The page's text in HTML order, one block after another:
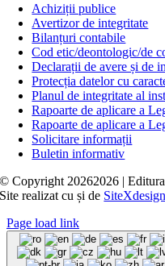
Achiziții publice
Avertizor de integritate
Bilanțuri contabile
Cod etic/deontologic/de
Declarații de avere și de
Protecția datelor cu
Planul de integritate al
Rapoarte de aplicare a
Rapoarte de aplicare a
Solicitare informații
Buletin informativ
© Copyright 20262026 |
Site realizat cușide SiteXdesign
Page load link